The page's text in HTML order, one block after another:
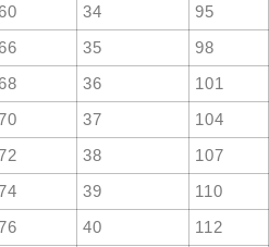
34
95
35
98
36
101
37
104
38
107
39
110
40
112